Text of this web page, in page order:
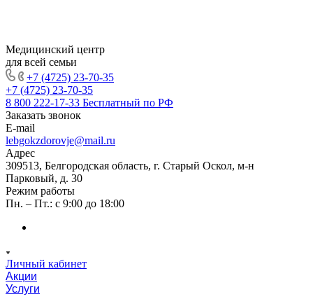
Медицинский центр
для всей семьи
+7 (4725) 23-70-35
+7 (4725) 23-70-35
8 800 222-17-33 Бесплатный по РФ
Заказать звонок
E-mail
lebgokzdorovje@mail.ru
Адрес
309513, Белгородская область, г. Старый Оскол, м-н
Парковый, д. 30
Режим работы
Пн. – Пт.: с 9:00 до 18:00
Личный кабинет
Акции
Услуги